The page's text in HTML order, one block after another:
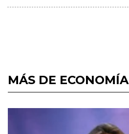
MÁS DE ECONOMÍA